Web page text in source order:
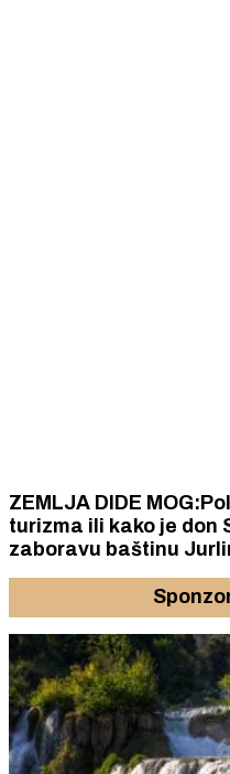
ZEMLJA DIDE
turizma ili kako je don Stipe Perkov oteo
zaboravu baštinu